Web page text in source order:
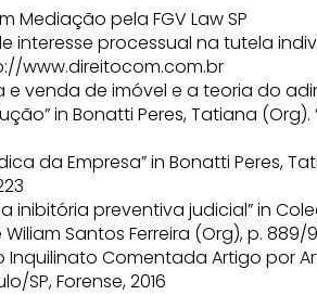
Mediação pela FGV Law SP
processual na tutela
www.direitocom.com.br
venda de imóvel e a teoria do
in Bonatti Peres, Tatiana (Org).
da Empresa” in Bonatti Peres,
preventiva judicial” in
Santos Ferreira (Org), p. 889/
Comentada Artigo por
SP, Forense, 2016